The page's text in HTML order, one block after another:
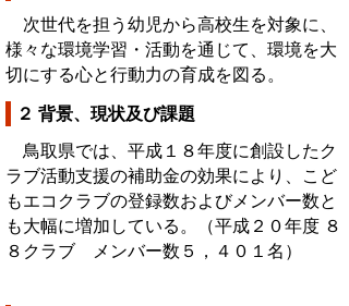
次世代を担う幼児から高校生を対象に、
様々な環境学習・活動を通じて、環境を大
切にする心と行動力の育成を図る。
２ 背景、現状及び課題
鳥取県では、平成１８年度に創設したク
ラブ活動支援の補助金の効果により、こど
もエコクラブの登録数およびメンバー数と
も大幅に増加している。（平成２０年度 ８
８クラブ メンバー数５，４０１名）